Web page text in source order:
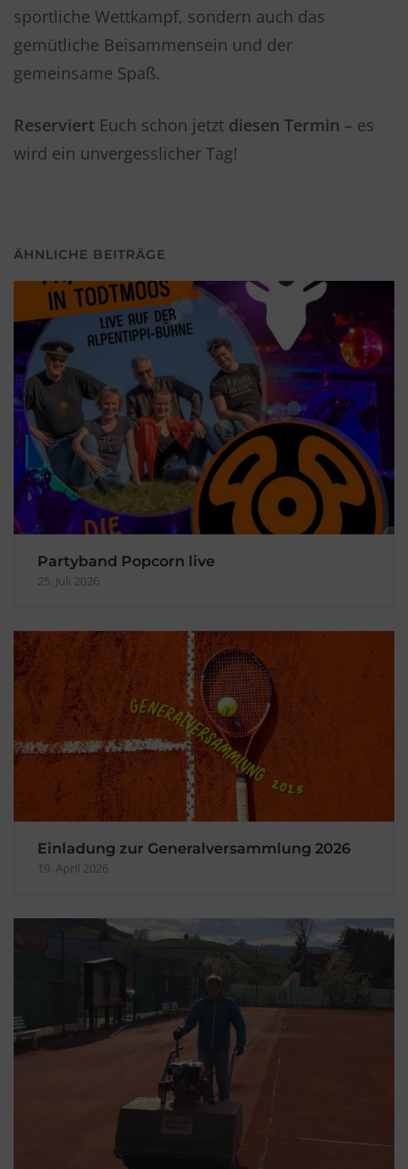
sportliche Wettkampf, sondern auch das
gemütliche Beisammensein und der
gemeinsame Spaß.
Reserviert Euch schon jetzt diesen Termin – es
wird ein unvergesslicher Tag!
ÄHNLICHE BEITRÄGE
Partyband Popcorn live
25. Juli 2026
Einladung zur Generalversammlung 2026
19. April 2026